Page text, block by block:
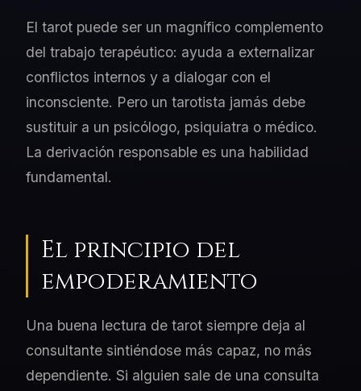
El tarot puede ser un magnífico complemento
del trabajo terapéutico: ayuda a externalizar
conflictos internos y a dialogar con el
inconsciente. Pero un tarotista jamás debe
sustituir a un psicólogo, psiquiatra o médico.
La derivación responsable es una habilidad
fundamental.
El principio del
empoderamiento
Una buena lectura de tarot siempre deja al
consultante sintiéndose más capaz, no más
dependiente. Si alguien sale de una consulta